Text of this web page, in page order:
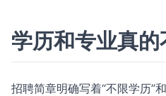
学历和专业真的
招聘简章明确写着“不限学历”